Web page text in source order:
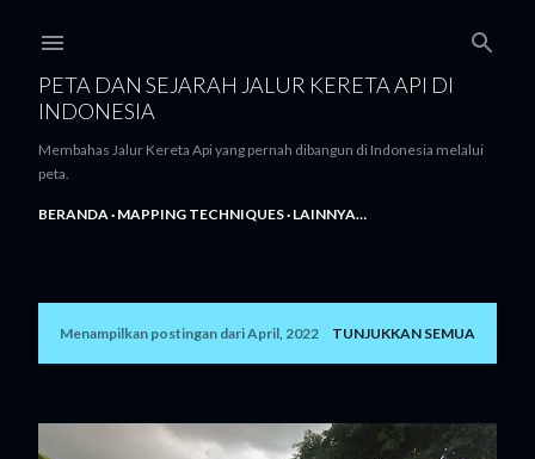
PETA DAN SEJARAH JALUR KERETA API DI
INDONESIA
Membahas Jalur Kereta Api yang pernah dibangun di Indonesia melalui
peta.
BERANDA MAPPING TECHNIQUES LAINNYA…
PMenampilkan postingan dari April, 2022 TUNJUKKAN SEMUA